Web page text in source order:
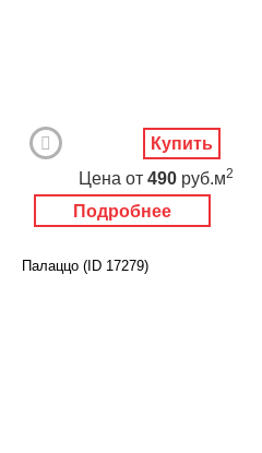
Подробнее
Цена от 490 руб.м2
Купить
Палаццо (ID 17279)